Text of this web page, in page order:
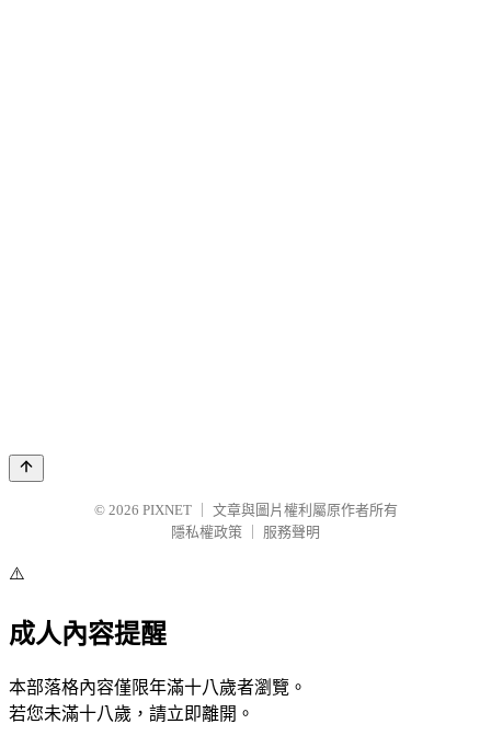
© 2026 PIXNET
文章與圖片權利屬原作者所有
隱私權政策
服務聲明
⚠️
成人內容提醒
本部落格內容僅限年滿十八歲者瀏覽。
若您未滿十八歲，請立即離開。